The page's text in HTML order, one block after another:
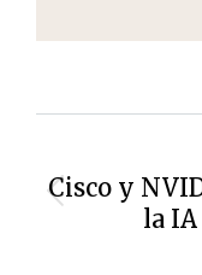
de
entradas
Cisco y
la